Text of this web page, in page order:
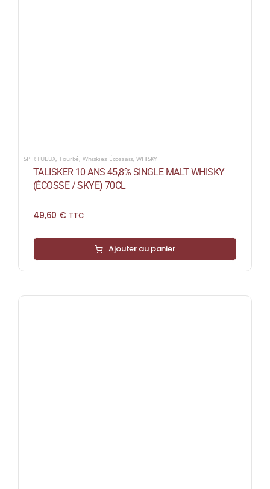
SPIRITUEUX,Tourbé, Whiskies Écossais,WHISKY
TALISKER 10 ANS 45,8% SINGLE MALT WHISKY
(ÉCOSSE / SKYE) 70CL
49,60 € TTC
Ajouter au panier